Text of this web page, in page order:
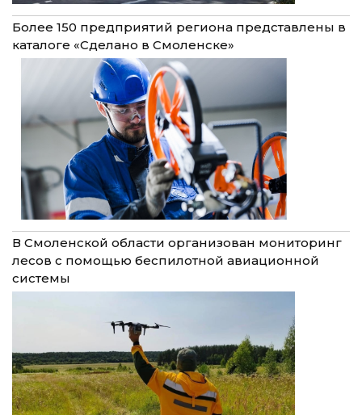
Более 150 предприятий региона представлены в
каталоге «Сделано в Смоленске»
В Смоленской области организован мониторинг
лесов с помощью беспилотной авиационной
системы